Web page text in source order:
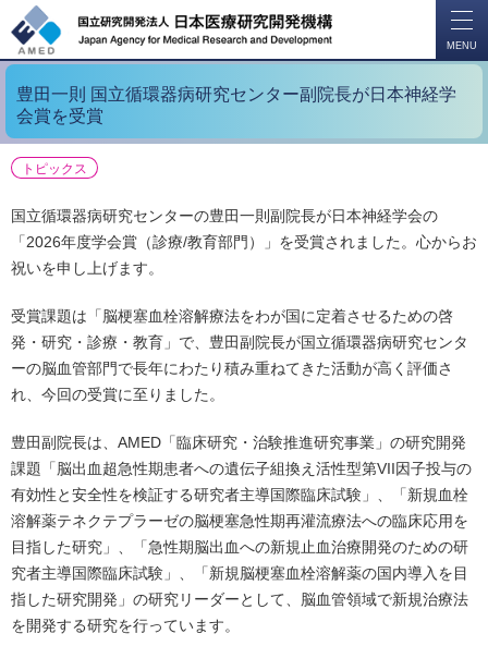
MENU
豊田一則 国立循環器病研究センター副院長が日本神経学
会賞を受賞
トピックス
国立循環器病研究センターの豊田一則副院長が日本神経学会の
「2026年度学会賞（診療/教育部門）」を受賞されました。心からお
祝いを申し上げます。
受賞課題は「脳梗塞血栓溶解療法をわが国に定着させるための啓
発・研究・診療・教育」で、豊田副院長が国立循環器病研究センタ
ーの脳血管部門で長年にわたり積み重ねてきた活動が高く評価さ
れ、今回の受賞に至りました。
豊田副院長は、AMED「臨床研究・治験推進研究事業」の研究開発
課題「脳出血超急性期患者への遺伝子組換え活性型第VII因子投与の
有効性と安全性を検証する研究者主導国際臨床試験」、「新規血栓
溶解薬テネクテプラーゼの脳梗塞急性期再灌流療法への臨床応用を
目指した研究」、「急性期脳出血への新規止血治療開発のための研
究者主導国際臨床試験」、「新規脳梗塞血栓溶解薬の国内導入を目
指した研究開発」の研究リーダーとして、脳血管領域で新規治療法
を開発する研究を行っています。